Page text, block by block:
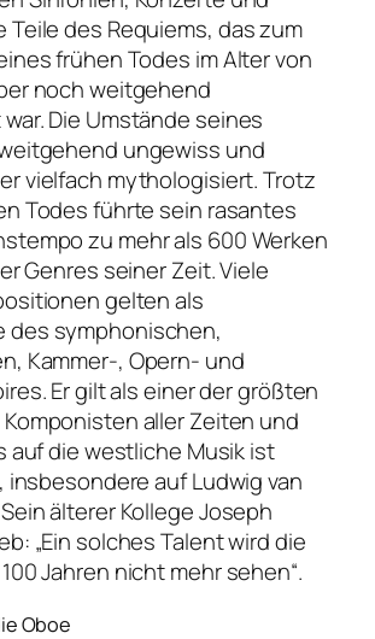
Teile des Requiems, das zum
frühen Todes im Alter von
noch weitgehend
Die Umstände seines
ungewiss und
vielfach mythologisiert. Trotz
Todes führte sein rasantes
zu mehr als 600 Werken
Genres seiner Zeit. Viele
gelten als
des symphonischen,
Kammer-, Opern- und
Er gilt als einer der größten
aller Zeiten und
auf die westliche Musik ist
auf Ludwig van
älterer Kollege Joseph
„Ein solches Talent wird die
Jahren nicht mehr sehen“.
Oboe